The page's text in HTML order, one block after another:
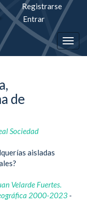
Registrarse
Entrar
de
Sociedad
aisladas
Velarde Fuertes.
2000-2023-